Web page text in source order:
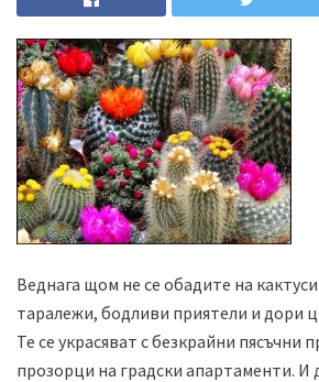
Веднага щом не се обадите на
таралежи, бодливи приятели и дори
Те се украсяват с безкрайни пясъчни
прозорци на градски апартаменти. И